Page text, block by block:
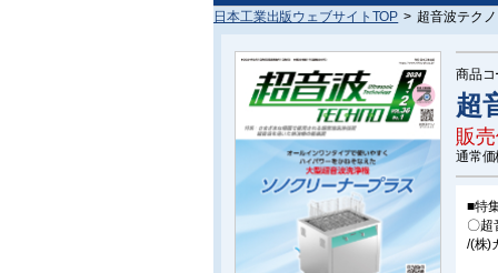
日本工業出版ウェブサイトTOP > 超音波テク
商品コ
超
販
通常価
■特
〇超
/(株)